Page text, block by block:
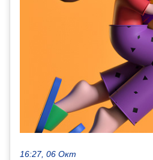
16:27, 06 Окт